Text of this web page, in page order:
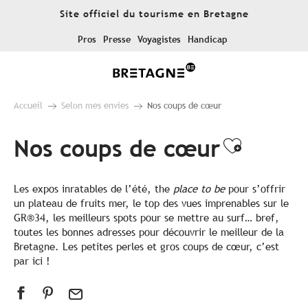
Site officiel du tourisme en Bretagne
Pros Presse Voyagistes Handicap
Accueil Selon mes envies Nos coups de cœur
Nos coups de cœur
Les expos inratables de l’été, the place to be pour s’offrir
un plateau de fruits mer, le top des vues imprenables sur le
GR®34, les meilleurs spots pour se mettre au surf… bref,
toutes les bonnes adresses pour découvrir le meilleur de la
Bretagne. Les petites perles et gros coups de cœur, c’est
par ici !